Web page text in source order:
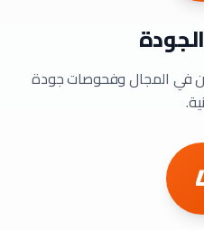
في المجال وفحوصات جودة